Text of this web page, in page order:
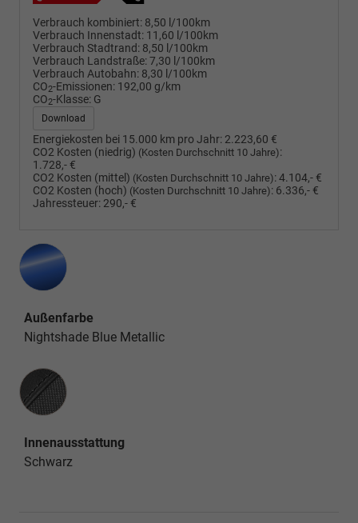
Verbrauch kombiniert: 8,50 l/100km
Verbrauch Innenstadt: 11,60 l/100km
Verbrauch Stadtrand: 8,50 l/100km
Verbrauch Landstraße:7,30 l/100km
Verbrauch Autobahn: 8,30 l/100km
CO2-Emissionen: 192,00 g/km
CO2-Klasse: G
Download
Energiekosten bei 15.000 km pro Jahr: 2.223,60 €
CO2 Kosten (niedrig) (Kosten Durchschnitt 10 Jahre):
1.728,- €
CO2 Kosten (mittel) (Kosten Durchschnitt 10 Jahre):4.104,- €
CO2 Kosten (hoch) (Kosten Durchschnitt 10 Jahre): 6.336,- €
Jahressteuer: 290,- €
Außenfarbe
Nightshade Blue Metallic
Innenausstattung
Innenausstattung
Schwarz